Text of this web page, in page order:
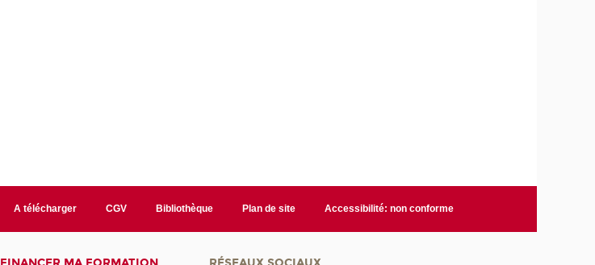
A télécharger CGV Bibliothèque Plan de site Accessibilité: non conforme